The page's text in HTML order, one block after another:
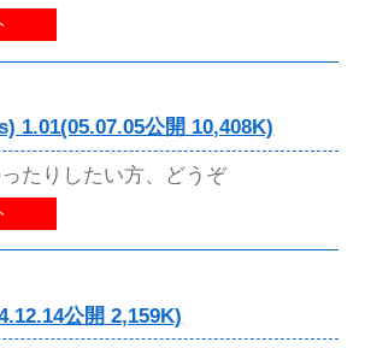
1.01(05.07.05公開 10,408K)
たりしたい方、どうぞ
公開 2,159K)